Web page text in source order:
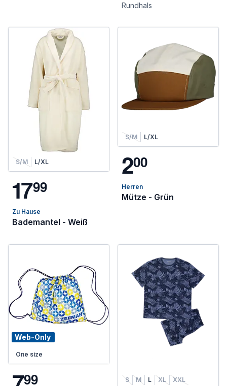
Rundhals
S/M L/XL
1799
Zu Hause
Bademantel - Weiß
S/M L/XL
200
Herren
Mütze - Grün
Web-Only
One size
99 S M L XL XXL